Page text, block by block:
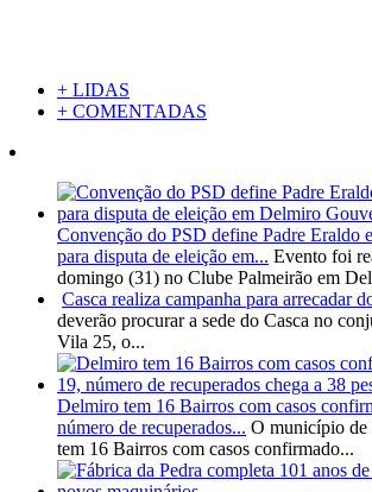
+ LIDAS
+ COMENTADAS
Convenção do PSD define Padre Eraldo
para disputa de eleição em... Evento foi
domingo (31) no Clube Palmeirão em
Casca realiza campanha para arrecadar
deverão procurar a sede do Casca no
Vila 25, o...
Delmiro tem 16 Bairros com casos
número de recuperados... O município
tem 16 Bairros com casos confirmado...